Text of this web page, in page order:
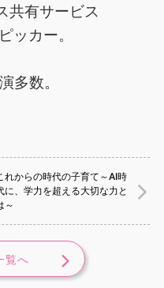
共有サービス
ッカー。
多数。
れからの時代の子育て～AI時
に、学力を超える大切な力と
～
覧へ